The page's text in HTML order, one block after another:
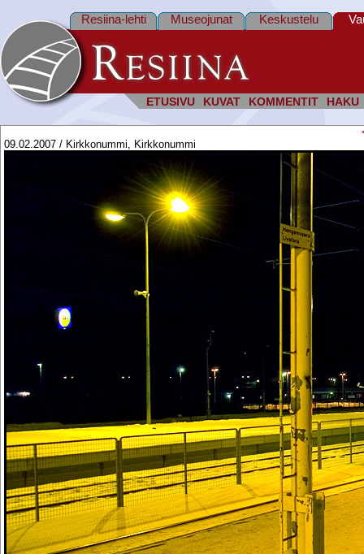
ETUSIVU KUVAT KOMMENTIT HAKU
Resiina-lehti Museojunat Keskustelu
09.02.2007 / Kirkkonummi, Kirkkonummi